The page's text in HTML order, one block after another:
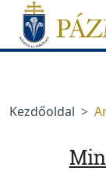
Ugrás a menüre
Ugrás a
Kezdőoldal